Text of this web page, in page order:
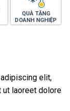
QUÀ TẶNG
DOANH NGHIỆP
elit,
ut laoreet dolore